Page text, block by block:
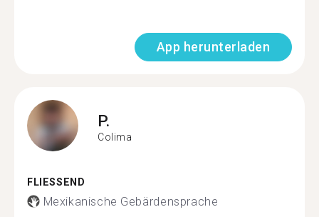
App herunterladen
P.
Colima
FLIESSEND
Mexikanische Gebärdensprache